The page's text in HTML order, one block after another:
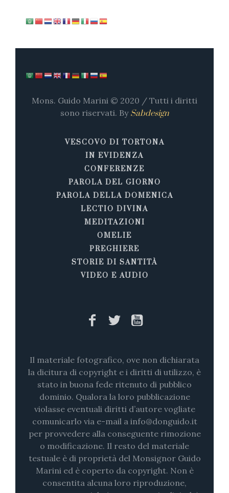
Mons. Guido Marini © 2020 / Tutti i diritti
sono riservati. By Sabdesign
VESCOVO DI TORTONA
IN EVIDENZA
CONFERENZE
PAROLA DEL GIORNO
PAROLA DELLA DOMENICA
LECTIO DIVINA
MEDITAZIONI
OMELIE
PREGHIERE
STORIE DI SANTITÀ
VIDEO E AUDIO
Il materiale fotografico, ove non dichiarata
la dicitura di copyright e i diritti di utilizzo, è
stato in buona fede ritenuto di pubblico
dominio. Qualora la loro pubblicazione
violasse eventuali diritti d’autore vogliate
comunicarlo via e-mail a info@donguido.it
per provvedere alla conseguente rimozione
o modificazione. Il resto del materiale
testuale è di proprietà del Monsignor Guido
Marini ed è coperto da copyright. Non è
consentita alcuna loro riproduzione,